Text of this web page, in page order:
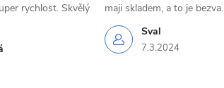
rychlost. Skvělý
Sval
7.3.2024
maji skladem, a to je bezva.